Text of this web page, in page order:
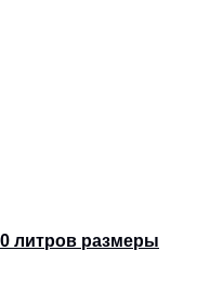
литров размеры